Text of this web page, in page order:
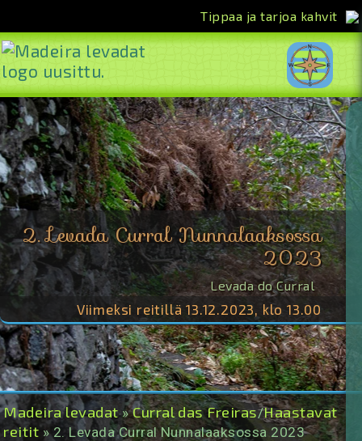
Tippaa ja tarjoa kahvit
<<
2. Levada Curral Nunnalaaksossa
2023
Levada do Curral
Viimeksi reitillä 13.12.2023, klo 13.00
Madeira levadat»Curral das Freiras/Haastavat
reitit» 2. Levada Curral Nunnalaaksossa 2023